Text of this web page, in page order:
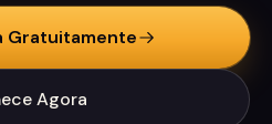
Gratuitamente
Agora